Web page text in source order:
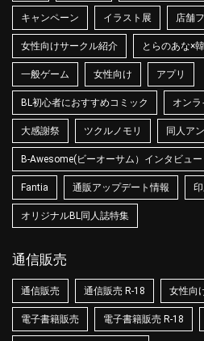
キャンペーン イラスト展 店舗
女性向けサークル紹介 とらのあな×
一般ゲーム 女性向け アプリ
BL初心者におすすめコミック オン
大感謝祭 ツクルノモリ 同人ア
B-Awesome(ビーオーサム）インタビュー
Fantia 通販アップデート情報
オリジナルBL同人誌特集
通信販売
通信販売 通信販売 R-18 女性向
電子書籍販売 電子書籍販売 R-18